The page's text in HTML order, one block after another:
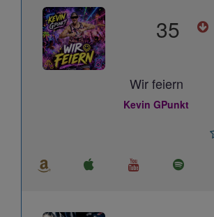
35
Wir feiern
Kevin GPunkt